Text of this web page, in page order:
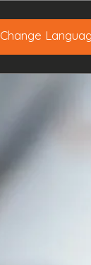
Change